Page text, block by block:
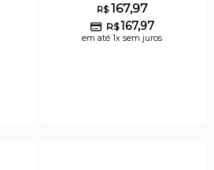
R$167,97
R$167,97
em até 1x sem juros